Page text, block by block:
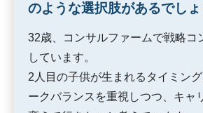
のような選択肢があるでしょ
32歳、コンサルファームで戦略コ
しています。
2人目の子供が生まれるタイミン
ークバランスを重視しつつ、キャ